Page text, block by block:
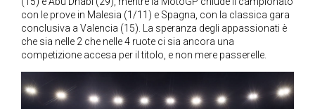
con le prove in Malesia (1/11) e Spagna, con la classica gara
conclusiva a Valencia (15). La speranza degli appassionati è
che sia nelle 2 che nelle 4 ruote ci sia ancora una
competizione accesa per il titolo, e non mere passerelle.